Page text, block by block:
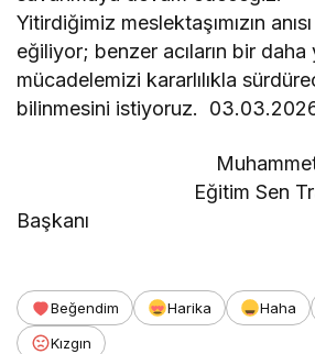
Yitirdiğimiz meslektaşımızın
eğiliyor; benzer acıların bir daha
mücadelemizi kararlılıkla
bilinmesini istiyoruz.
Muhammet
Eğitim Sen
Başkanı
Beğendim Harika Haha
Kızgın